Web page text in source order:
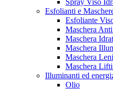
Spray Viso
Esfolianti e
Esfoliante
Maschera
Maschera
Maschera
Maschera
Maschera
Illuminanti ed
Olio